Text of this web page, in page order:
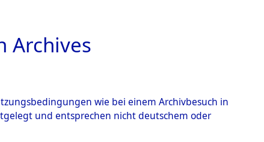
Archives
wie bei einem Archivbesuch in
und entsprechen nicht deutschem oder